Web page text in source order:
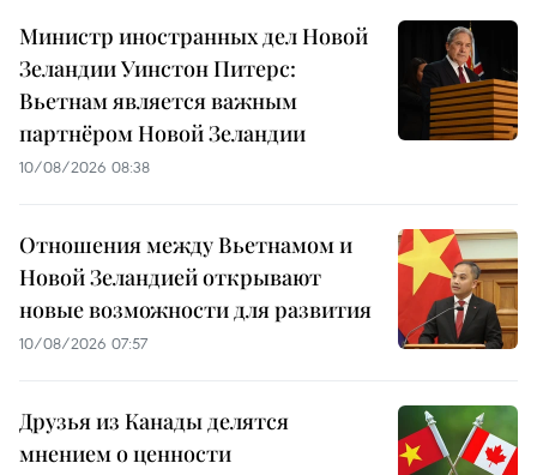
Министр иностранных дел Новой
Зеландии Уинстон Питерс:
Вьетнам является важным
партнёром Новой Зеландии
10/08/2026 08:38
Отношения между Вьетнамом и
Новой Зеландией открывают
новые возможности для развития
10/08/2026 07:57
Друзья из Канады делятся
мнением о ценности